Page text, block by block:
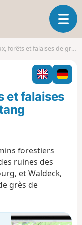
O
u
r
i
r
l
a
de grès au départ de l'Étang d'Hanau
et falaises
forestiers
ruines des
et Waldeck,
grès de